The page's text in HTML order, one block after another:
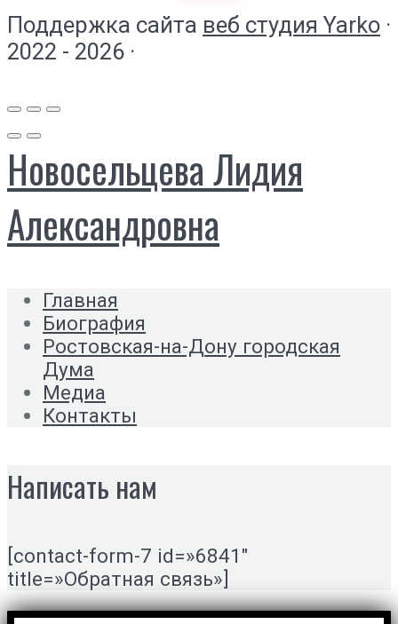
Поддержка сайта веб студия Yarko ·
2022 - 2026 ·
Новосельцева Лидия
Александровна
Главная
Биография
Ростовская-на-Дону городская
Дума
Медиа
Контакты
Написать нам
[contact-form-7 id=»6841″
title=»Обратная связь»]